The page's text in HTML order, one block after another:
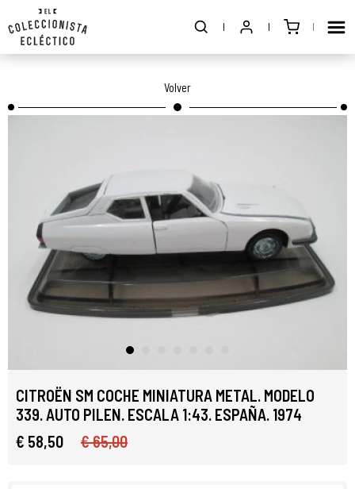
Volver
CITROËN SM COCHE MINIATURA METAL. MODELO
339. AUTO PILEN. ESCALA 1:43. ESPAÑA. 1974
€ 58,50
€ 65,00